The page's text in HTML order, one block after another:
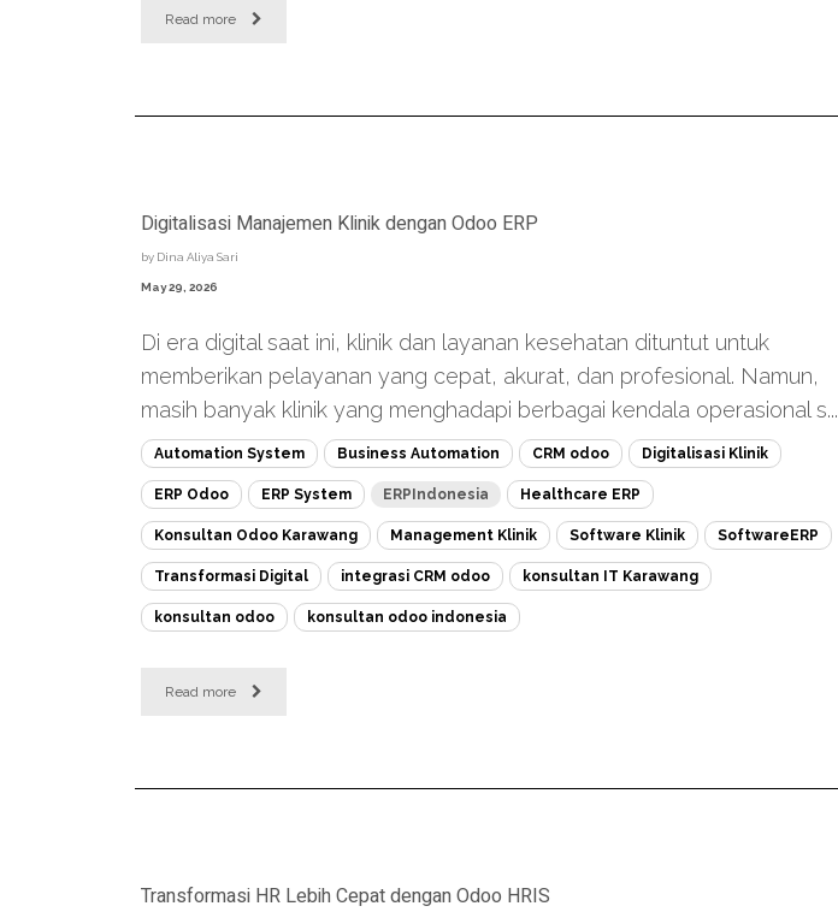
Read more
Digitalisasi Manajemen Klinik dengan Odoo ERP
by Dina Aliya Sari
May 29, 2026
Di era digital saat ini, klinik dan layanan kesehatan dituntut untuk
memberikan pelayanan yang cepat, akurat, dan profesional. Namun,
masih banyak klinik yang menghadapi berbagai kendala operasional s...
Automation System Business Automation CRM odoo Digitalisasi Klinik
ERP Odoo ERP System ERPIndonesia Healthcare ERP
Konsultan Odoo Karawang Management Klinik Software Klinik SoftwareERP
Transformasi Digital integrasi CRM odoo konsultan IT Karawang
konsultan odoo konsultan odoo indonesia
Read more
Transformasi HR Lebih Cepat dengan Odoo HRIS